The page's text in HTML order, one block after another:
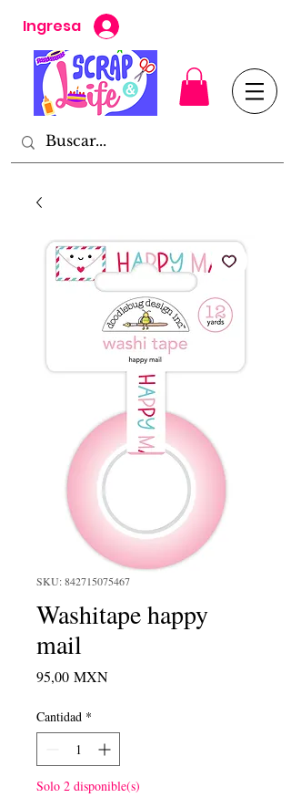
Ingresa
SKU: 842715075467
Washitape happy
mail
95,00 MXNPrecio
Cantidad *
Solo 2 disponible(s)